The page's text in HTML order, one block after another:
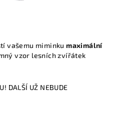
vašemu miminkumaximální
vzor lesních zvířátek
DALŠÍ UŽ NEBUDE